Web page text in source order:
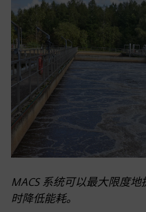
MACS 系统可以最大限度
时降低能耗。